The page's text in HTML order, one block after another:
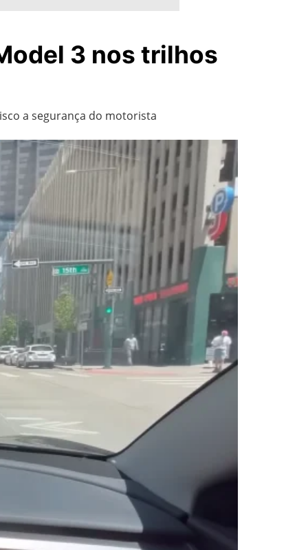
3 nos trilhos
a segurança do motorista